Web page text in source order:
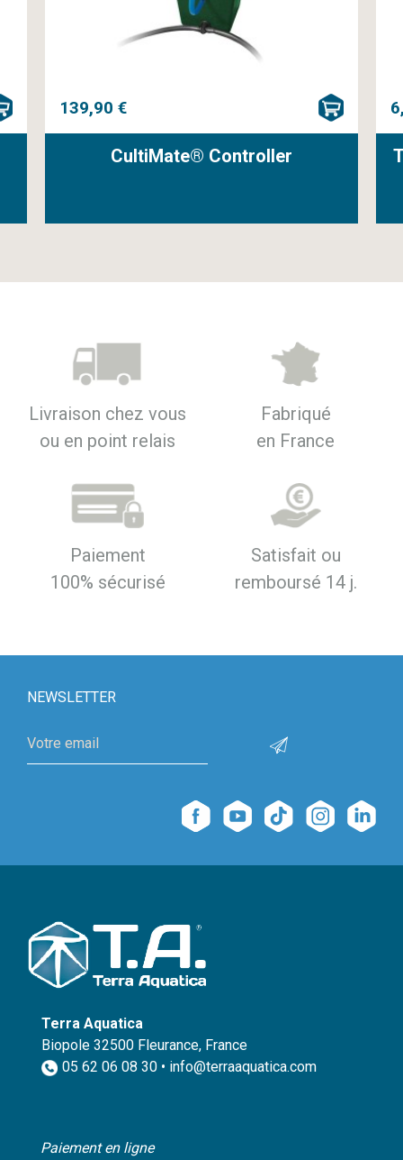
139,90 €
CultiMate® Controller
Livraison chez vous
ou en point relais
Fabriqué
en France
Paiement
100% sécurisé
Satisfait ou
remboursé 14 j.
NEWSLETTER
Terra Aquatica
Biopole 32500 Fleurance, France
05 62 06 08 30 • info@terraaquatica.com
Paiement en ligne